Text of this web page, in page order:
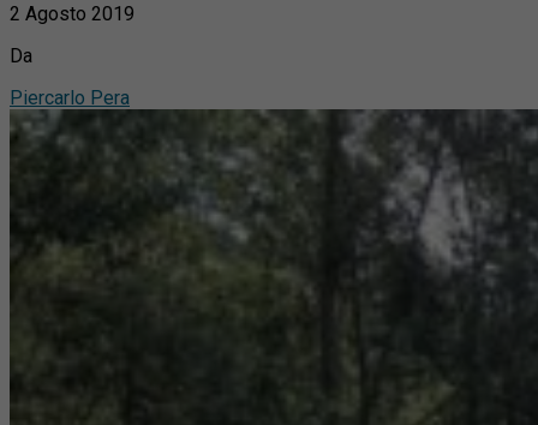
2 Agosto 2019
Da
Piercarlo Pera